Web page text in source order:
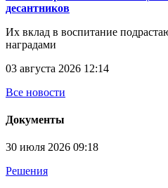
десантников
Их вклад в воспитание
наградами
03 августа 2026 12:14
Все новости
Документы
30 июля 2026 09:18
Решения